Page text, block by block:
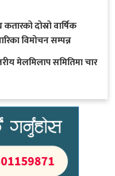
दोस्रो वार्षिक
विमोचन सम्पन्न
मेलमिलाप समितिमा चार